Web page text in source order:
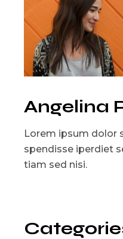
Angelina
Lorem ipsum dolor
spendisse iperdiet
tiam sed nisi.